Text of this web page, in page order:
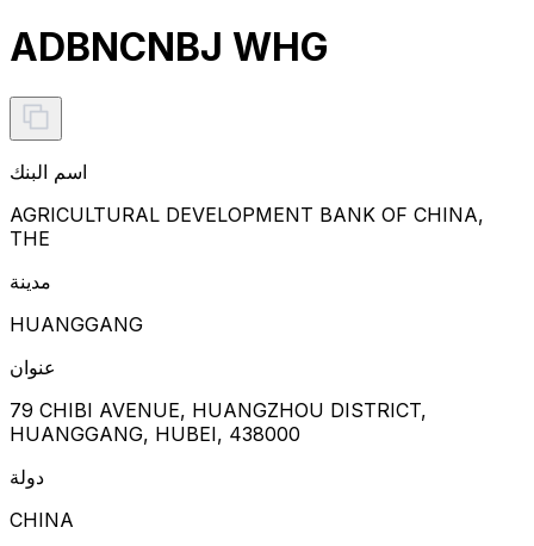
ADBNCNBJ WHG
اسم البنك
AGRICULTURAL DEVELOPMENT BANK OF CHINA,
THE
مدينة
HUANGGANG
عنوان
79 CHIBI AVENUE, HUANGZHOU DISTRICT,
HUANGGANG, HUBEI, 438000
دولة
CHINA